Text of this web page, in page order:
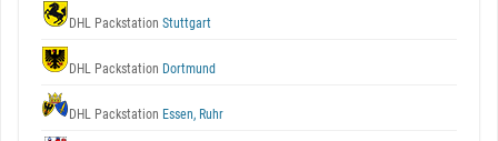
DHL Packstation Stuttgart
DHL Packstation Dortmund
DHL Packstation Essen, Ruhr